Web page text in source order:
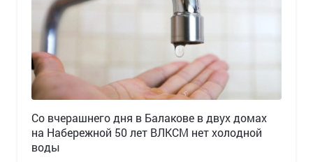
Со вчерашнего дня в Балакове в двух домах
на Набережной 50 лет ВЛКСМ нет холодной
воды